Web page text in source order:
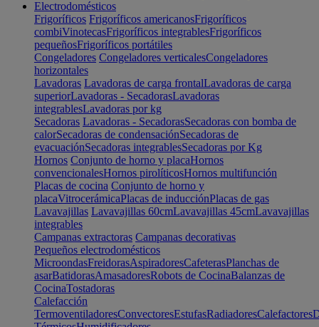
Electrodomésticos
Frigoríficos Frigoríficos americanosFrigoríficos
combiVinotecasFrigoríficos integrablesFrigoríficos
pequeñosFrigoríficos portátiles
Congeladores Congeladores verticalesCongeladores
horizontales
Lavadoras Lavadoras de carga frontalLavadoras de carga
superiorLavadoras - SecadorasLavadoras
integrablesLavadoras por kg
Secadoras Lavadoras - SecadorasSecadoras con bomba de
calorSecadoras de condensaciónSecadoras de
evacuaciónSecadoras integrablesSecadoras por Kg
Hornos Conjunto de horno y placaHornos
convencionalesHornos pirolíticosHornos multifunción
Placas de cocina Conjunto de horno y
placaVitrocerámicaPlacas de inducciónPlacas de gas
Lavavajillas Lavavajillas 60cmLavavajillas 45cmLavavajillas
integrables
Campanas extractoras Campanas decorativas
Pequeños electrodomésticos
MicroondasFreidorasAspiradoresCafeterasPlanchas de
asarBatidorasAmasadoresRobots de CocinaBalanzas de
CocinaTostadoras
Calefacción
TermoventiladoresConvectoresEstufasRadiadoresCalefactores